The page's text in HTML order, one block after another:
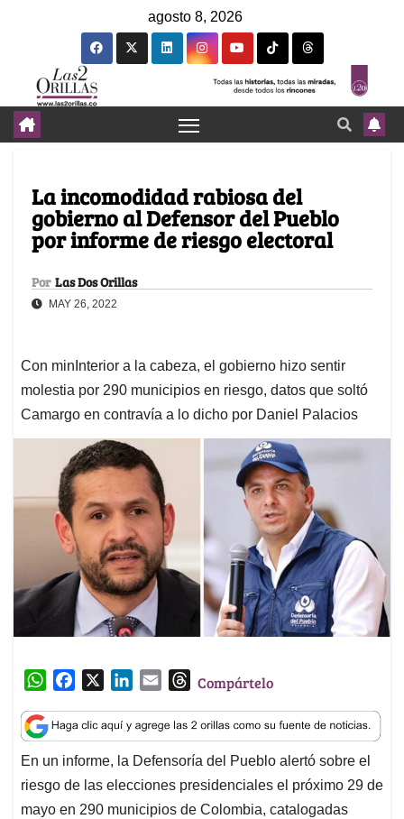
agosto 8, 2026
La incomodidad rabiosa del
gobierno al Defensor del Pueblo
por informe de riesgo electoral
Por Las Dos Orillas
MAY 26, 2022
Con minInterior a la cabeza, el gobierno hizo sentir
molestia por 290 municipios en riesgo, datos que soltó
Camargo en contravía a lo dicho por Daniel Palacios
W
a
t
s
A
p
c
e
b
o
o
n
k
e
d
I
a
i
l
T
r
e
a
d
s
Compártelo
En un informe, la Defensoría del Pueblo alertó sobre el
riesgo de las elecciones presidenciales el próximo 29 de
mayo en 290 municipios de Colombia, catalogadas